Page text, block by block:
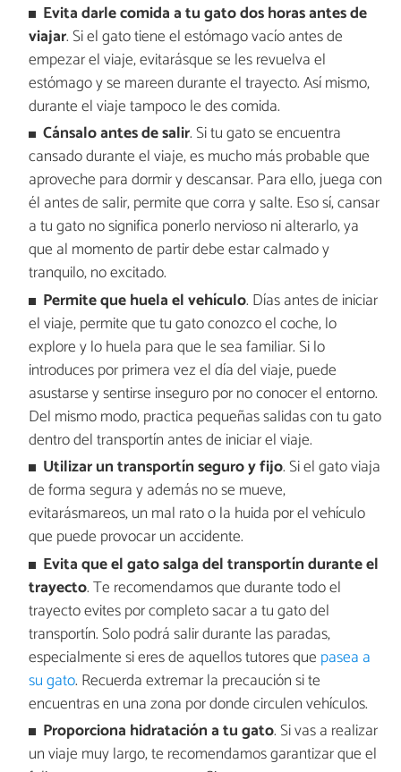
Evita darle comida a tu gato dos horas antes de
viajar. Si el gato tiene el estómago vacío antes de
empezar el viaje, evitarásque se les revuelva el
estómago y se mareen durante el trayecto. Así mismo,
durante el viaje tampoco le des comida.
Cánsalo antes de salir. Si tu gato se encuentra
cansado durante el viaje, es mucho más probable que
aproveche para dormir y descansar. Para ello, juega con
él antes de salir, permite que corra y salte. Eso sí, cansar
a tu gato no significa ponerlo nervioso ni alterarlo, ya
que al momento de partir debe estar calmado y
tranquilo, no excitado.
Permite que huela el vehículo. Días antes de iniciar
el viaje, permite que tu gato conozco el coche, lo
explore y lo huela para que le sea familiar. Si lo
introduces por primera vez el día del viaje, puede
asustarse y sentirse inseguro por no conocer el entorno.
Del mismo modo, practica pequeñas salidas con tu gato
dentro del transportín antes de iniciar el viaje.
Utilizar un transportín seguro y fijo. Si el gato viaja
de forma segura y además no se mueve,
evitarásmareos, un mal rato o la huida por el vehículo
que puede provocar un accidente.
Evita que el gato salga del transportín durante el
trayecto. Te recomendamos que durante todo el
trayecto evites por completo sacar a tu gato del
transportín. Solo podrá salir durante las paradas,
especialmente si eres de aquellos tutores que pasea a
su gato. Recuerda extremar la precaución si te
encuentras en una zona por donde circulen vehículos.
Proporciona hidratación a tu gato. Si vas a realizar
un viaje muy largo, te recomendamos garantizar que el